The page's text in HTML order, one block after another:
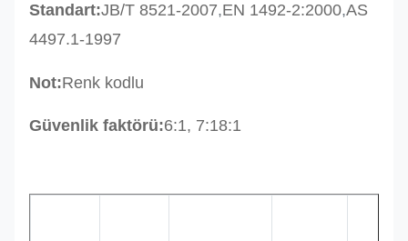
Standart:JB/T 8521-2007,EN 1492-2:2000,AS
4497.1-1997
Not:Renk kodlu
Güvenlik faktörü:6:1, 7:18:1